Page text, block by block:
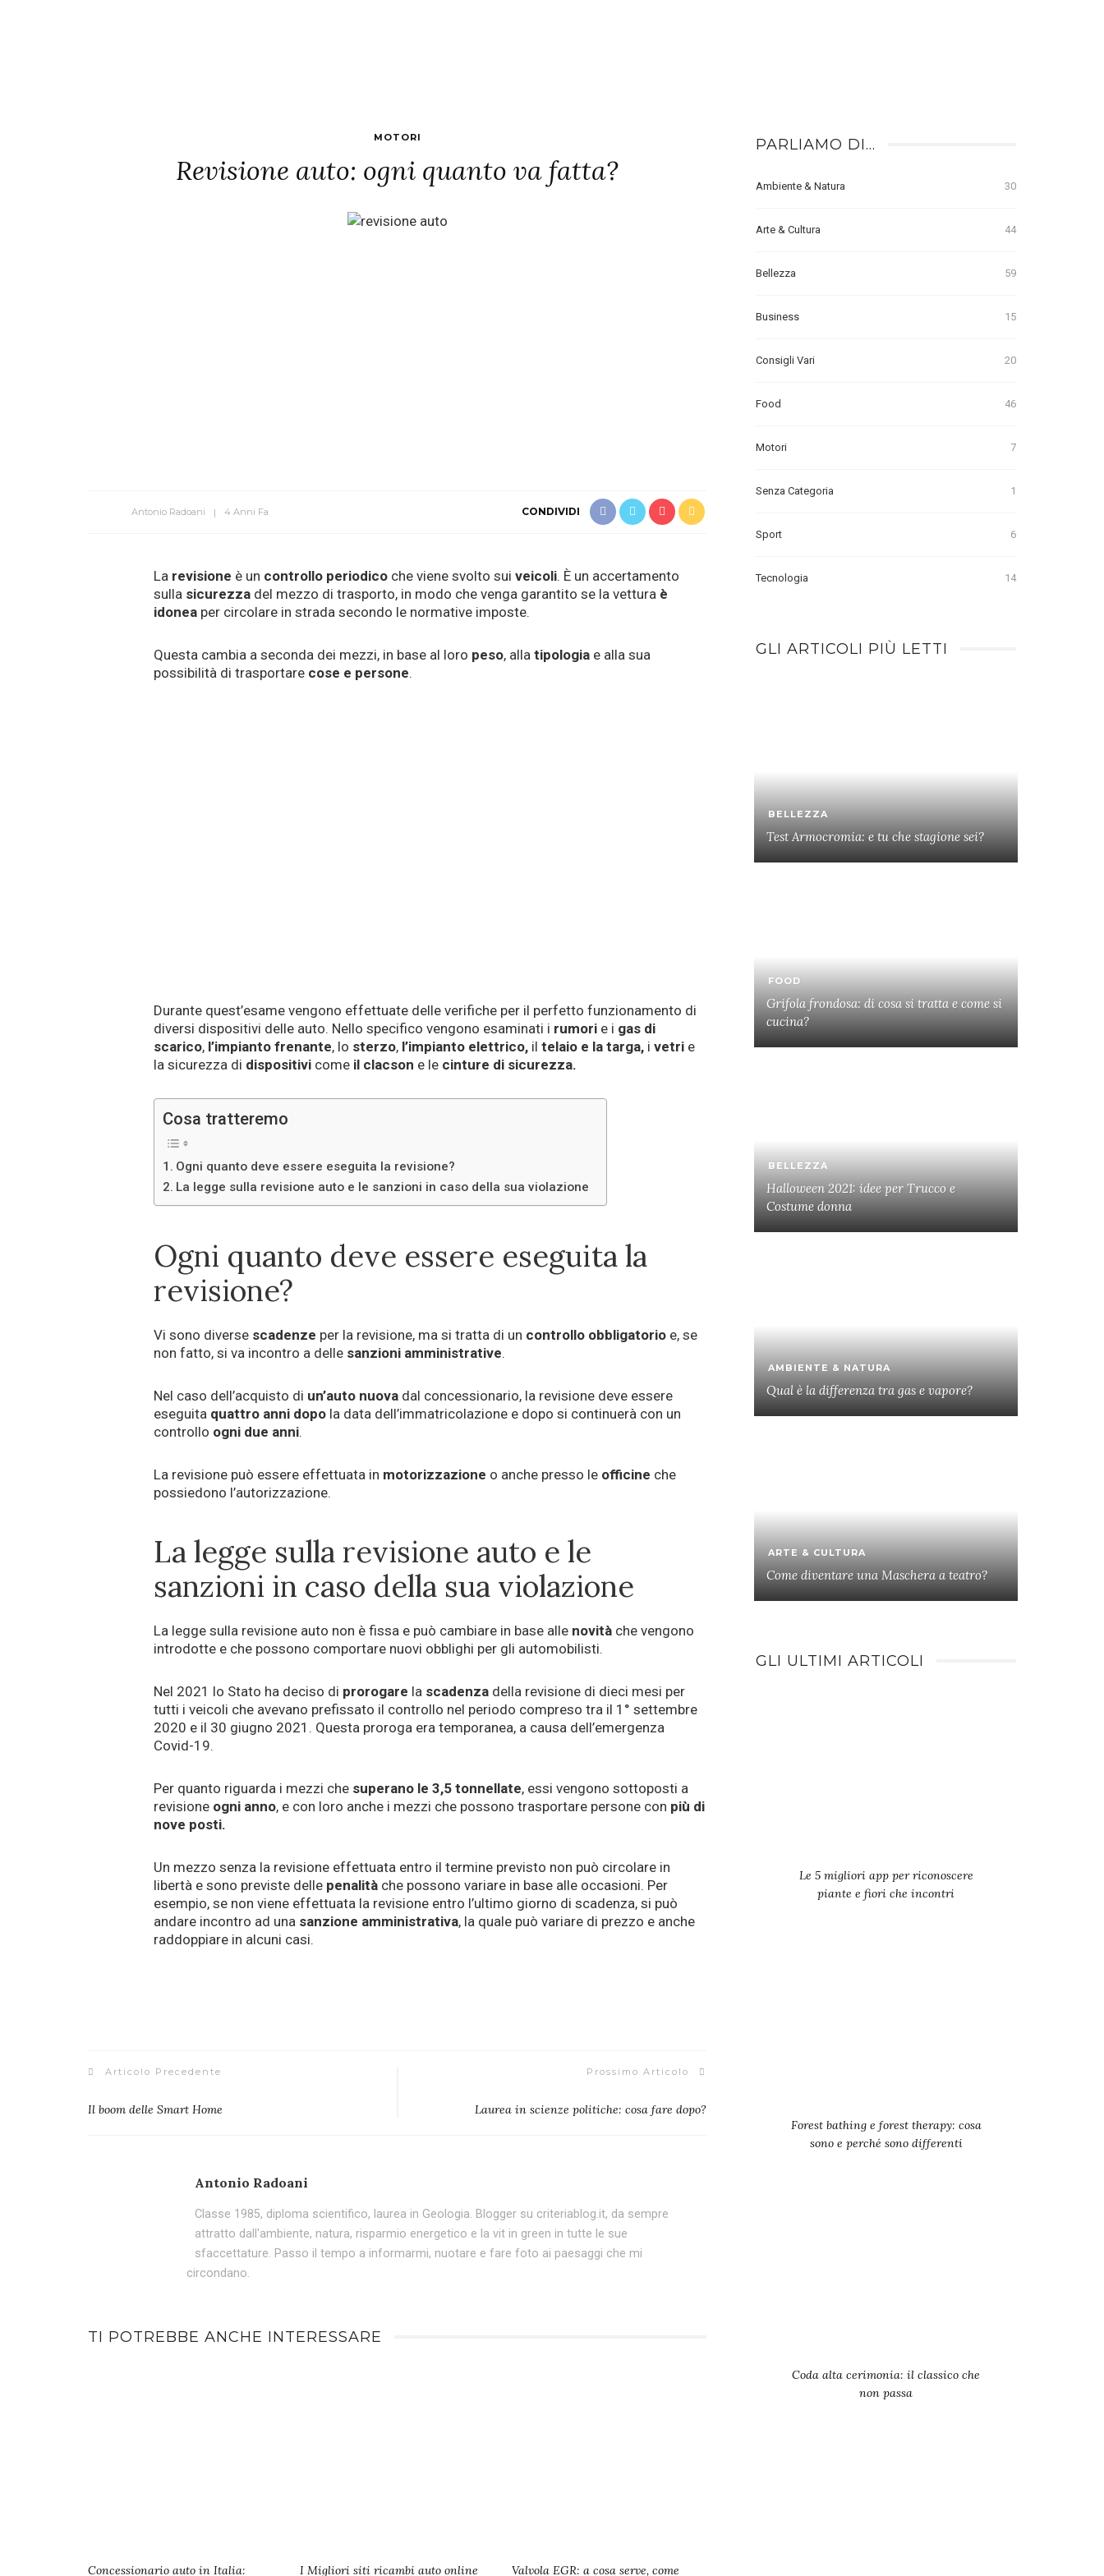
MOTORI
Revisione auto: ogni quanto va fatta?
Antonio Radoani 4 Anni Fa CONDIVIDI
La revisione è un controllo periodico che viene svolto sui veicoli. È un accertamento
sulla sicurezza del mezzo di trasporto, in modo che venga garantito se la vettura è
idonea per circolare in strada secondo le normative imposte.
Questa cambia a seconda dei mezzi, in base al loro peso, alla tipologia e alla sua
possibilità di trasportare cose e persone.
Durante quest’esame vengono effettuate delle verifiche per il perfetto funzionamento di
diversi dispositivi delle auto. Nello specifico vengono esaminati i rumori e i gas di
scarico, l’impianto frenante, lo sterzo, l’impianto elettrico, il telaio e la targa, i vetri e
la sicurezza di dispositivi come il clacson e le cinture di sicurezza.
Cosa tratteremo
Ogni quanto deve essere eseguita la revisione?
La legge sulla revisione auto e le sanzioni in caso della sua violazione
Ogni quanto deve essere eseguita la
revisione?
Vi sono diverse scadenze per la revisione, ma si tratta di un controllo obbligatorio e, se
non fatto, si va incontro a delle sanzioni amministrative.
Nel caso dell’acquisto di un’auto nuova dal concessionario, la revisione deve essere
eseguita quattro anni dopo la data dell’immatricolazione e dopo si continuerà con un
controllo ogni due anni.
La revisione può essere effettuata in motorizzazione o anche presso le officine che
possiedono l’autorizzazione.
La legge sulla revisione auto e le
sanzioni in caso della sua violazione
La legge sulla revisione auto non è fissa e può cambiare in base alle novità che vengono
introdotte e che possono comportare nuovi obblighi per gli automobilisti.
Nel 2021 lo Stato ha deciso di prorogare la scadenza della revisione di dieci mesi per
tutti i veicoli che avevano prefissato il controllo nel periodo compreso tra il 1° settembre
2020 e il 30 giugno 2021. Questa proroga era temporanea, a causa dell’emergenza
Covid-19.
Per quanto riguarda i mezzi che superano le 3,5 tonnellate, essi vengono sottoposti a
revisione ogni anno, e con loro anche i mezzi che possono trasportare persone con più di
nove posti.
Un mezzo senza la revisione effettuata entro il termine previsto non può circolare in
libertà e sono previste delle penalità che possono variare in base alle occasioni. Per
esempio, se non viene effettuata la revisione entro l’ultimo giorno di scadenza, si può
andare incontro ad una sanzione amministrativa, la quale può variare di prezzo e anche
raddoppiare in alcuni casi.
Articolo Precedente
Il boom delle Smart Home
Prossimo Articolo
Laurea in scienze politiche: cosa fare dopo?
Antonio Radoani
Classe 1985, diploma scientifico, laurea in Geologia. Blogger su criteriablog.it, da sempre
attratto dall'ambiente, natura, risparmio energetico e la vit in green in tutte le sue
sfaccettature. Passo il tempo a informarmi, nuotare e fare foto ai paesaggi che mi
circondano.
TI POTREBBE ANCHE INTERESSARE
Concessionario auto in Italia: I Migliori siti ricambi auto online Valvola EGR: a cosa serve, come
PARLIAMO DI…
Ambiente & Natura 30
Arte & Cultura 44
Bellezza 59
Business 15
Consigli Vari 20
Food 46
Motori 7
Senza Categoria 1
Sport 6
Tecnologia 14
GLI ARTICOLI PIÙ LETTI
BELLEZZA
Test Armocromia: e tu che stagione sei?
FOOD
Grifola frondosa: di cosa si tratta e come si
cucina?
BELLEZZA
Halloween 2021: idee per Trucco e
Costume donna
AMBIENTE & NATURA
Qual è la differenza tra gas e vapore?
ARTE & CULTURA
Come diventare una Maschera a teatro?
GLI ULTIMI ARTICOLI
Le 5 migliori app per riconoscere
piante e fiori che incontri
Forest bathing e forest therapy: cosa
sono e perché sono differenti
Coda alta cerimonia: il classico che
non passa